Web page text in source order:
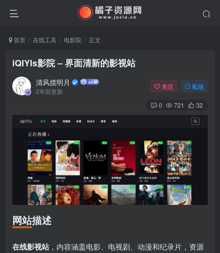
首页 在线工具 电影院 正文
iQIYIs影院 – 界面清新的影视站
清风揽明月
2年前更新
关注 私信
0 721 32
网站描述
在线影视站，内容涵盖电影、电视剧、动漫和纪录片，资源